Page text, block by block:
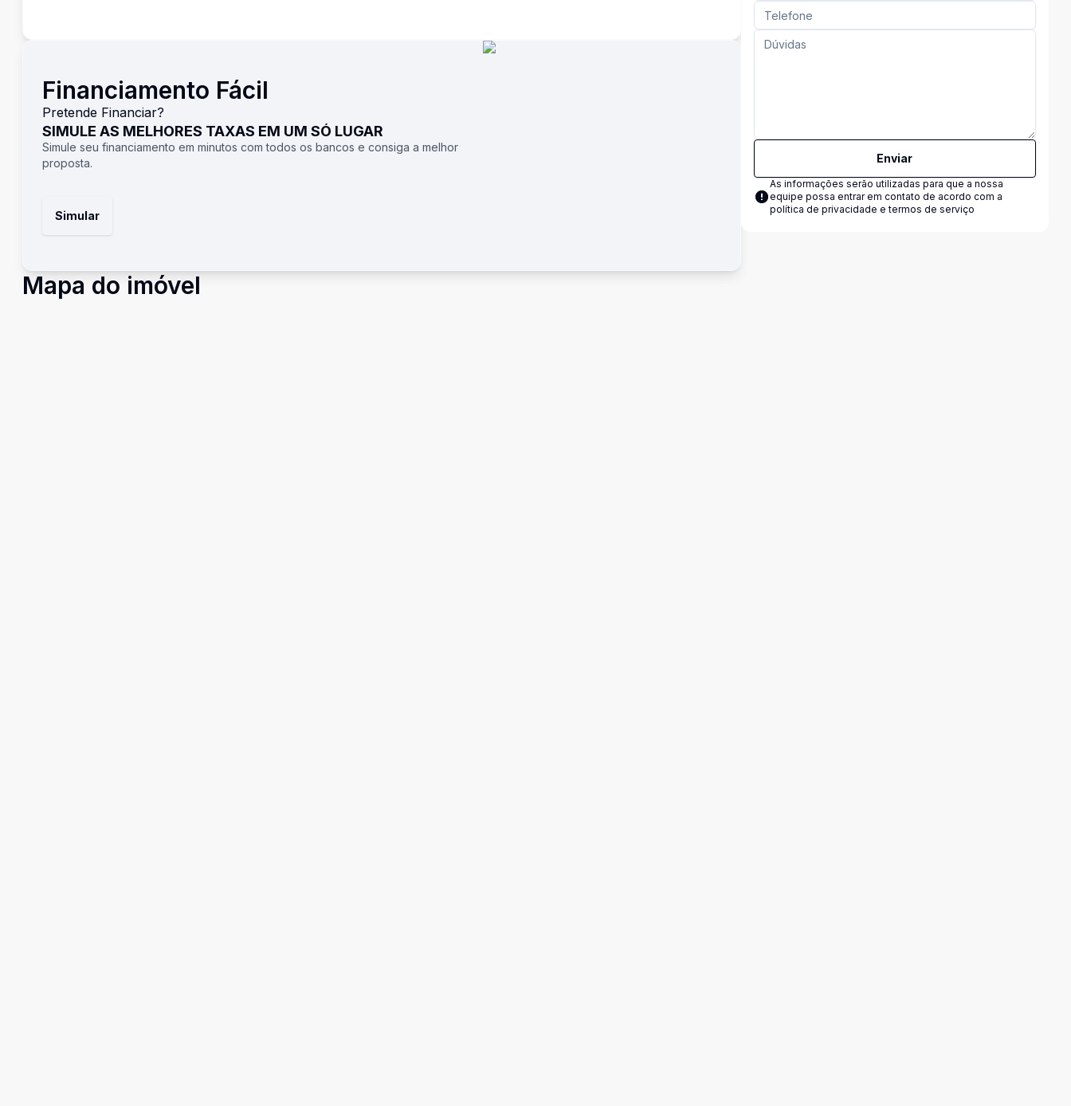
Financiamento Fácil
Pretende Financiar?
SIMULE AS MELHORES TAXAS EM UM SÓ LUGAR
Simule seu financiamento em minutos com todos os bancos e consiga a melhor
proposta.
Simular
Mapa do imóvel
Enviar
As informações serão utilizadas para que a nossa
equipe possa entrar em contato de acordo com a
política de privacidade e termos de serviço